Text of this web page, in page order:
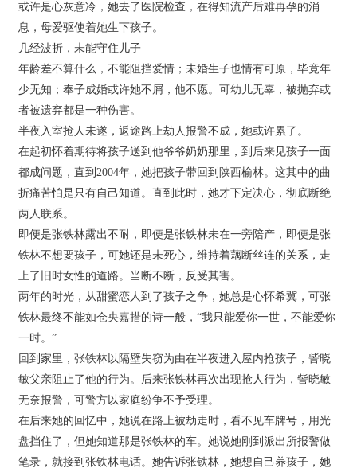
或许是心灰意冷，她去了医院检查，在得知流产后难再孕的消
息，母爱驱使着她生下孩子。
几经波折，未能守住儿子
年龄差不算什么，不能阻挡爱情；未婚生子也情有可原，毕竟年
少无知；奉子成婚或许她不屑，他不愿。可幼儿无辜，被抛弃或
者被遗弃都是一种伤害。
半夜入室抢人未遂，返途路上劫人报警不成，她或许累了。
在起初怀着期待将孩子送到他爷爷奶奶那里，到后来见孩子一面
都成问题，直到2004年，她把孩子带回到陕西榆林。这其中的曲
折痛苦怕是只有自己知道。直到此时，她才下定决心，彻底断绝
两人联系。
即便是张铁林露出不耐，即便是张铁林未在一旁陪产，即便是张
铁林不想要孩子，可她还是未死心，维持着藕断丝连的关系，走
上了旧时女性的道路。当断不断，反受其害。
两年的时光，从甜蜜恋人到了孩子之争，她总是心怀希冀，可张
铁林最终不能如仓央嘉措的诗一般，“我只能爱你一世，不能爱你
一时。”
回到家里，张铁林以隔壁失窃为由在半夜进入屋内抢孩子，訾晓
敏父亲阻止了他的行为。后来张铁林再次出现抢人行为，訾晓敏
无奈报警，可警方以家庭纷争不予受理。
在后来她的回忆中，她说在路上被劫走时，看不见车牌号，用光
盘挡住了，但她知道那是张铁林的车。她说她刚到派出所报警做
笔录，就接到张铁林电话。她告诉张铁林，她想自己养孩子，她